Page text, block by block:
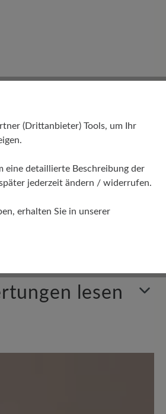
lesen
(Drittanbieter) Tools, um Ihr
eine detaillierte Beschreibung der
jederzeit ändern / widerrufen.
erhalten Sie in unserer